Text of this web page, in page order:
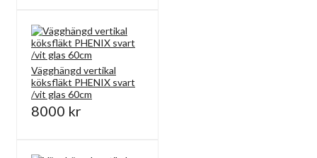
Vägghängd vertikal
köksfläkt PHENIX svart
/vit glas 60cm
8000 kr